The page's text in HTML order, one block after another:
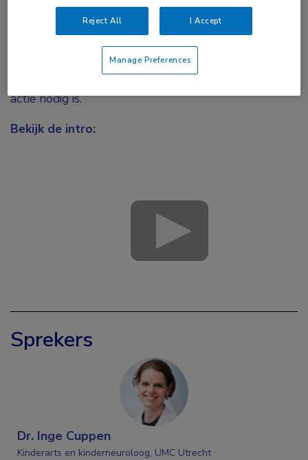
belangrijkste diagnostische aanwijzingen?
Tijdens deze webcast (opgenomen in 2023) wordt
dit uitgebreid besproken en na afloop weet u
wanneer het niet-pluisgevoel terecht is en welke
actie nodig is.
Bekijk de intro:
Sprekers
Dr. Inge Cuppen
Kinderarts en kinderneuroloog, UMC Utrecht
Reject All I Accept
Manage Preferences